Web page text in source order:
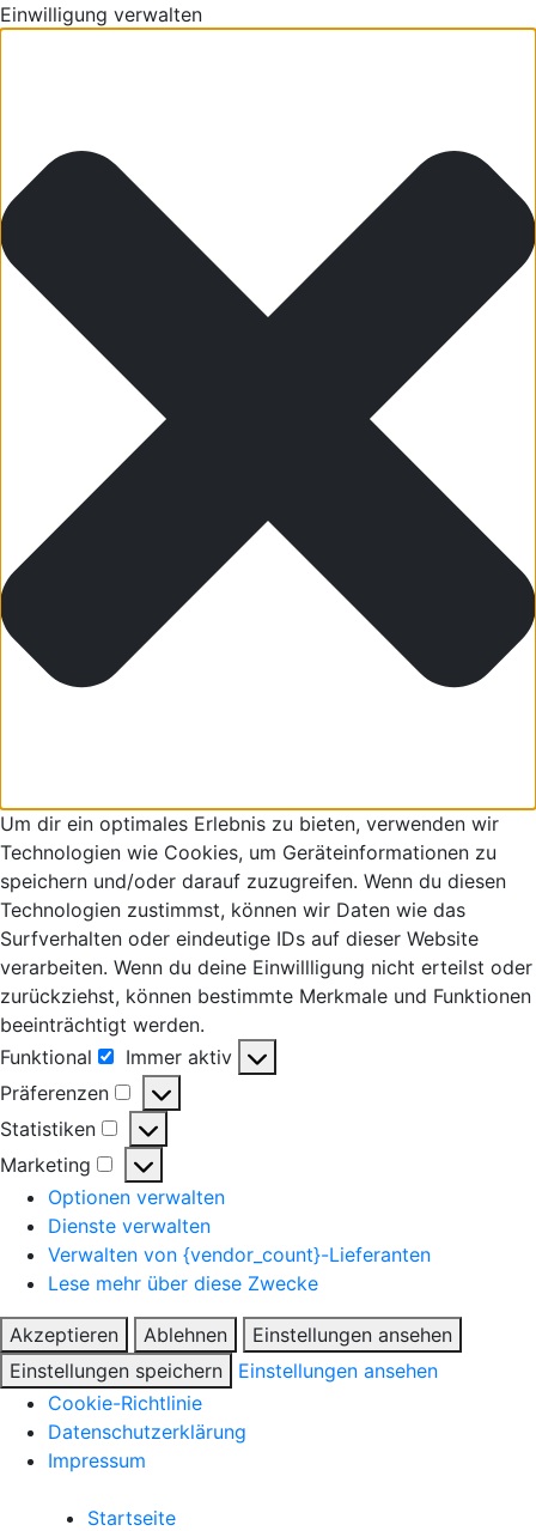
Einwilligung verwalten
Um dir ein optimales Erlebnis zu bieten, verwenden wir
Technologien wie Cookies, um Geräteinformationen zu
speichern und/oder darauf zuzugreifen. Wenn du diesen
Technologien zustimmst, können wir Daten wie das
Surfverhalten oder eindeutige IDs auf dieser Website
verarbeiten. Wenn du deine Einwillligung nicht erteilst oder
zurückziehst, können bestimmte Merkmale und Funktionen
beeinträchtigt werden.
Funktional
Funktional
Immer aktiv
Präferenzen
Präferenzen
Statistiken
Statistiken
Marketing
Marketing
Optionen verwalten
Dienste verwalten
Verwalten von {vendor_count}-Lieferanten
Lese mehr über diese Zwecke
Akzeptieren Ablehnen
Einstellungen ansehen
Einstellungen speichern
Einstellungen ansehen
Cookie-Richtlinie
Datenschutzerklärung
Impressum
Startseite